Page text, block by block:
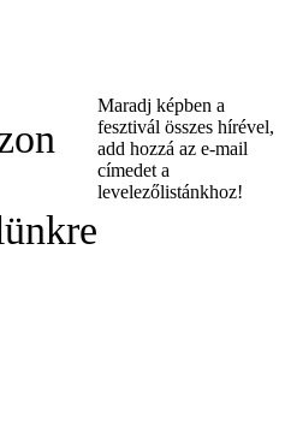
Maradj képben a
fesztivál összes hírével,
add hozzá az e-mail
címedet a
levelezőlistánkhoz!